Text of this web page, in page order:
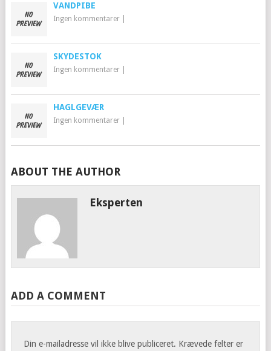
VANDPIBE
Ingen kommentarer|
SKYDESTOK
Ingen kommentarer|
HAGLGEVÆR
Ingen kommentarer|
ABOUT THE AUTHOR
Eksperten
ADD A COMMENT
Din e-mailadresse vil ikke blive publiceret. Krævede felter er